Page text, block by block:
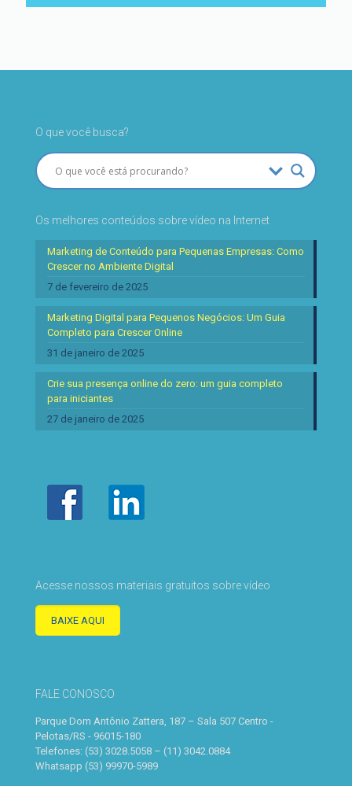
O que você busca?
Os melhores conteúdos sobre vídeo na Internet
Marketing de Conteúdo para Pequenas Empresas: Como
Crescer no Ambiente Digital
7 de fevereiro de 2025
Marketing Digital para Pequenos Negócios: Um Guia
Completo para Crescer Online
31 de janeiro de 2025
Crie sua presença online do zero: um guia completo
para iniciantes
27 de janeiro de 2025
Acesse nossos materiais gratuitos sobre vídeo
BAIXE AQUI
FALE CONOSCO
Parque Dom Antônio Zattera, 187 – Sala 507 Centro -
Pelotas/RS - 96015-180
Telefones: (53) 3028.5058 – (11) 3042.0884
Whatsapp (53) 99970-5989